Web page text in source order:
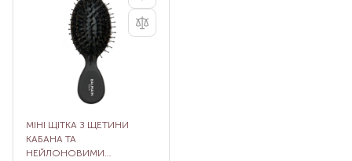
МІНІ ЩІТКА З ЩЕТИНИ
КАБАНА ТА
НЕЙЛОНОВИМИ